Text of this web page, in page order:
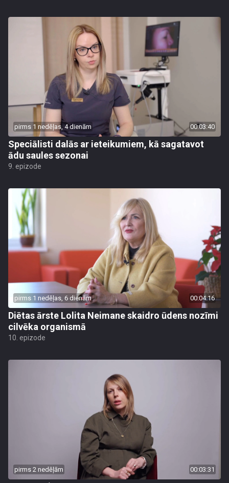
pirms 1 nedēļas, 4 dienām 00:03:40
Speciālisti dalās ar ieteikumiem, kā sagatavot
ādu saules sezonai
9. epizode
pirms 1 nedēļas, 6 dienām 00:04:16
Diētas ārste Lolita Neimane skaidro ūdens nozīmi
cilvēka organismā
10. epizode
pirms 2 nedēļām 00:03:31